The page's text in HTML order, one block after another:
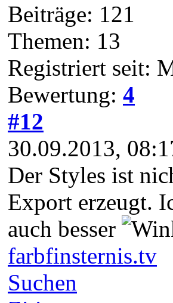
Beiträge: 121
Themen: 13
Registriert seit:
Bewertung: 4
#12
30.09.2013,
Der Styles ist
Export erzeugt.
auch besser
farbfinsternis.tv
Suchen